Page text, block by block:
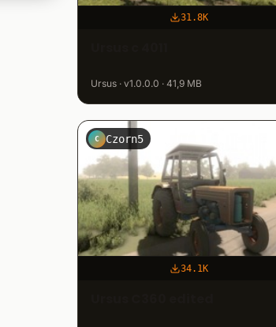
31.8K
Ursus · v1.0.0.0 · 41,9 MB
C Czorn5
34.1K